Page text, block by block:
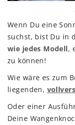
Wenn Du eine
suchst, bist Du in
wie jedes Modell,
zu können!
Wie wäre es zum
liegenden,
Oder einer
Deine